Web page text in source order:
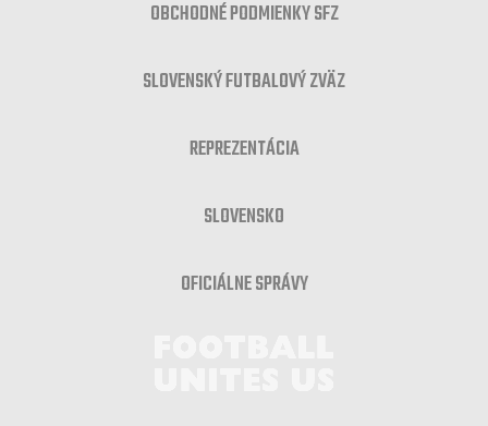
OBCHODNÉ PODMIENKY SFZ
SLOVENSKÝ FUTBALOVÝ ZVÄZ
REPREZENTÁCIA
SLOVENSKO
OFICIÁLNE SPRÁVY